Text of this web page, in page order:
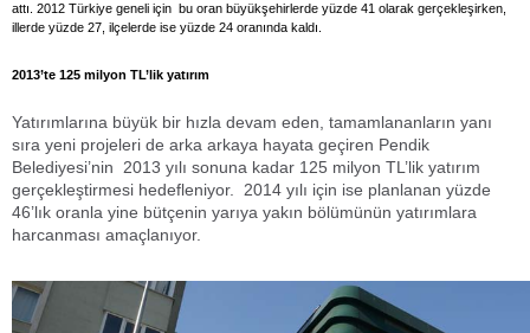
attı. 2012 Türkiye geneli için bu oran büyükşehirlerde yüzde 41 olarak gerçekleşirken,
illerde yüzde 27, ilçelerde ise yüzde 24 oranında kaldı.
2013’te 125 milyon TL’lik yatırım
Yatırımlarına büyük bir hızla devam eden, tamamlananların yanı
sıra yeni projeleri de arka arkaya hayata geçiren Pendik
Belediyesi’nin 2013 yılı sonuna kadar 125 milyon TL’lik yatırım
gerçekleştirmesi hedefleniyor. 2014 yılı için ise planlanan yüzde
46’lık oranla yine bütçenin yarıya yakın bölümünün yatırımlara
harcanması amaçlanıyor.